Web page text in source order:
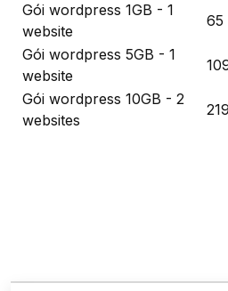
Gói wordpress 1GB - 1
website
65
Gói wordpress 5GB - 1
website
Gói wordpress 10GB - 2
websites